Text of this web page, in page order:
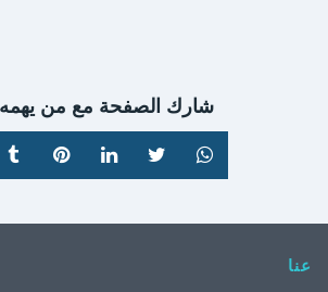
شارك الصفحة مع من يهمه
عنا